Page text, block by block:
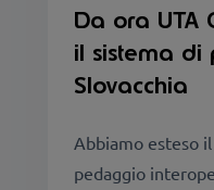
Da ora UTA
il sistema
Slovacchia
Abbiamo esteso
pedaggio